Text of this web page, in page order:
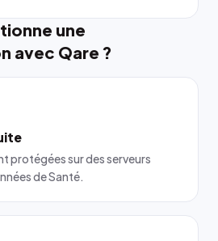
une
avec Qare ?
protégées sur des serveurs
de Santé.